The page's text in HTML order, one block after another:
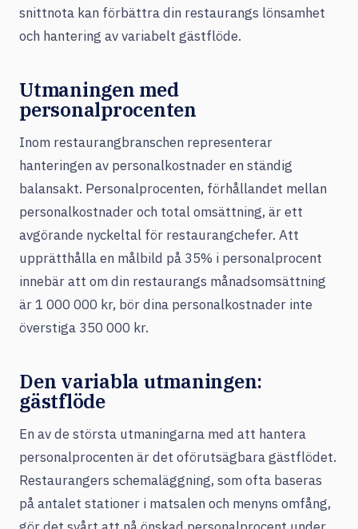
snittnota kan förbättra din restaurangs lönsamhet
och hantering av variabelt gästflöde.
Utmaningen med
personalprocenten
Inom restaurangbranschen representerar
hanteringen av personalkostnader en ständig
balansakt. Personalprocenten, förhållandet mellan
personalkostnader och total omsättning, är ett
avgörande nyckeltal för restaurangchefer. Att
upprätthålla en målbild på 35% i personalprocent
innebär att om din restaurangs månadsomsättning
är 1 000 000 kr, bör dina personalkostnader inte
överstiga 350 000 kr.
Den variabla utmaningen:
gästflöde
En av de största utmaningarna med att hantera
personalprocenten är det oförutsägbara gästflödet.
Restaurangers schemaläggning, som ofta baseras
på antalet stationer i matsalen och menyns omfång,